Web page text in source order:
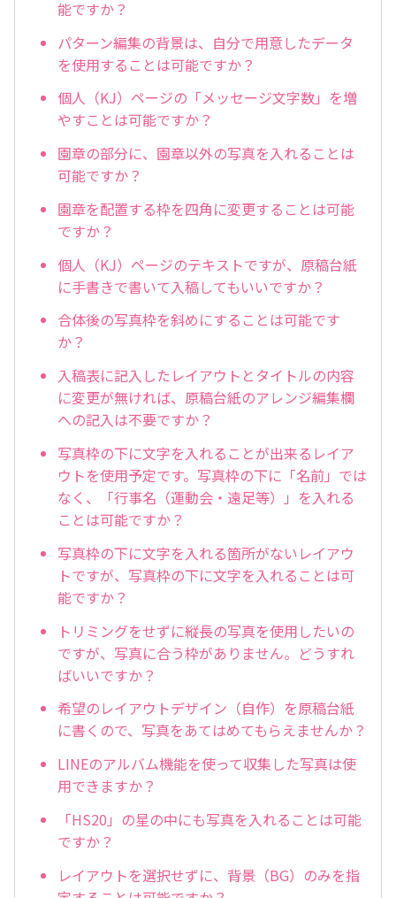
能ですか？
パターン編集の背景は、自分で用意したデータ
を使用することは可能ですか？
個人（KJ）ページの「メッセージ文字数」を増
やすことは可能ですか？
園章の部分に、園章以外の写真を入れることは
可能ですか？
園章を配置する枠を四角に変更することは可能
ですか？
個人（KJ）ページのテキストですが、原稿台紙
に手書きで書いて入稿してもいいですか？
合体後の写真枠を斜めにすることは可能です
か？
入稿表に記入したレイアウトとタイトルの内容
に変更が無ければ、原稿台紙のアレンジ編集欄
への記入は不要ですか？
写真枠の下に文字を入れることが出来るレイア
ウトを使用予定です。写真枠の下に「名前」では
なく、「行事名（運動会・遠足等）」を入れる
ことは可能ですか？
写真枠の下に文字を入れる箇所がないレイアウ
トですが、写真枠の下に文字を入れることは可
能ですか？
トリミングをせずに縦長の写真を使用したいの
ですが、写真に合う枠がありません。どうすれ
ばいいですか？
希望のレイアウトデザイン（自作）を原稿台紙
に書くので、写真をあてはめてもらえませんか？
LINEのアルバム機能を使って収集した写真は使
用できますか？
「HS20」の星の中にも写真を入れることは可能
ですか？
レイアウトを選択せずに、背景（BG）のみを指